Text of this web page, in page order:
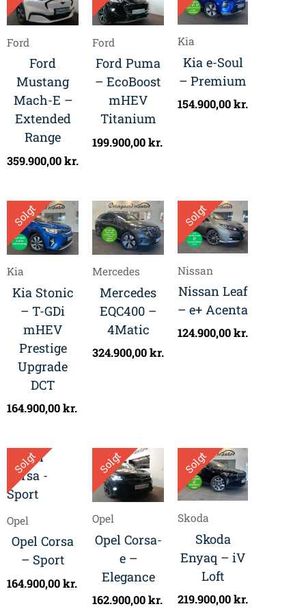
Ford
Ford
Mustang
Mach-E –
Extended
Range
359.900,00kr.
Ford
Ford Puma
– EcoBoost
mHEV
Titanium
199.900,00kr.
Kia
Kia e-Soul
– Premium
154.900,00kr.
Solgt
Kia
Kia Stonic
– T-GDi
mHEV
Prestige
Upgrade
DCT
164.900,00kr.
Mercedes
Mercedes
EQC400 –
4Matic
324.900,00kr.
Solgt
Nissan
Nissan Leaf
– e+ Acenta
124.900,00kr.
Solgt
Opel
Opel Corsa
– Sport
164.900,00kr.
Solgt
Opel
Opel Corsa-
e –
Elegance
162.900,00kr.
Solgt
Skoda
Skoda
Enyaq – iV
Loft
219.900,00kr.